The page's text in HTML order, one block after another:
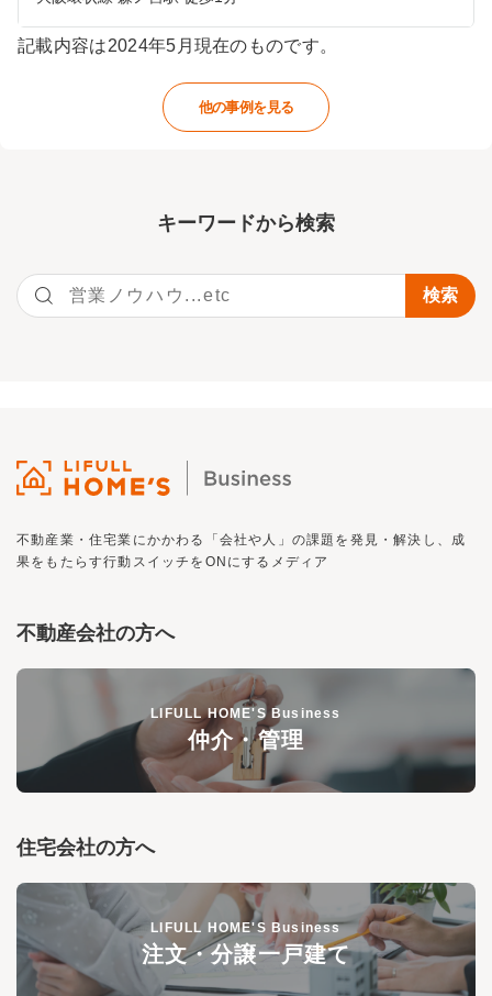
記載内容は2024年5月現在のものです。
他の事例を見る
キーワー ドから検索
不動産業・住宅業にかかわる「会社や人」の課題を発見・解決し、 成
果をもたらす行動スイッチを ON にするメディア
不動産会社の方へ
LIFULL HOME'S Business
仲介・管理
住宅会社の方へ
LIFULL HOME'S Business
注文・分譲一戸建て